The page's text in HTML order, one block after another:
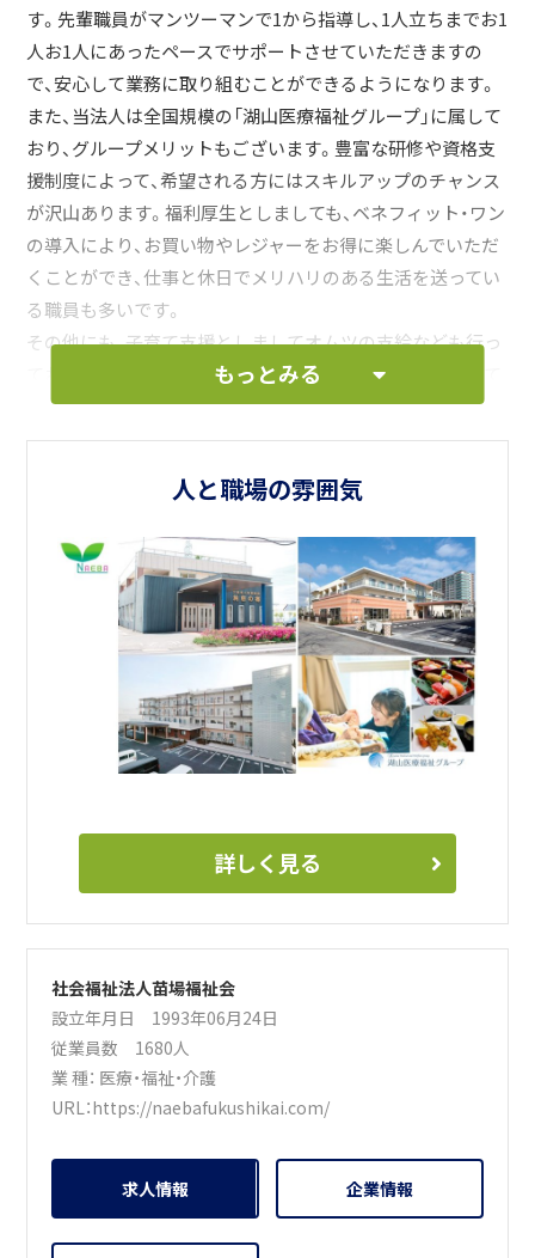
す。先輩職員がマンツーマンで1から指導し、1人立ちまでお1
人お1人にあったペースでサポートさせていただきますの
で、安心して業務に取り組むことができるようになります。
また、当法人は全国規模の「湖山医療福祉グループ」に属して
おり、グループメリットもございます。豊富な研修や資格支
援制度によって、希望される方にはスキルアップのチャンス
が沢山あります。福利厚生としましても、ベネフィット・ワン
の導入により、お買い物やレジャーをお得に楽しんでいただ
くことができ、仕事と休日でメリハリのある生活を送ってい
る職員も多いです。
その他にも、子育て支援としましてオムツの支給なども行っ
ておりますので、多くの職員が産休から復帰されて活躍して
います。医療福祉の法人ならではのメリットとましても、無
料のオンライン診断などでご自身の体調管理も行うことが
います。業務内容も生活のサポートになりますのでイメージ
をしやすく、レクリエーションなどではこれまで学んでこら
れたことやご趣味なども活かすことができます。お客様から
直接感謝の言葉ももらえることは、大変大きなやりがいにな
ること間違いなしです。
魅力はまだまだございますので、是非お話をする機会になれ
ばと考えております。もちろん、皆様からのご質問も受け付
けております。皆さんとお会いできますこと楽しみにしてお
もっとみる
人と職場の雰囲気
詳しく見る
社会福祉法人苗場福祉会
設立年月日 1993年06月24日
従業員数 1680人
業 種： 医療・福祉・介護
URL：https://naebafukushikai.com/
求人情報 企業情報